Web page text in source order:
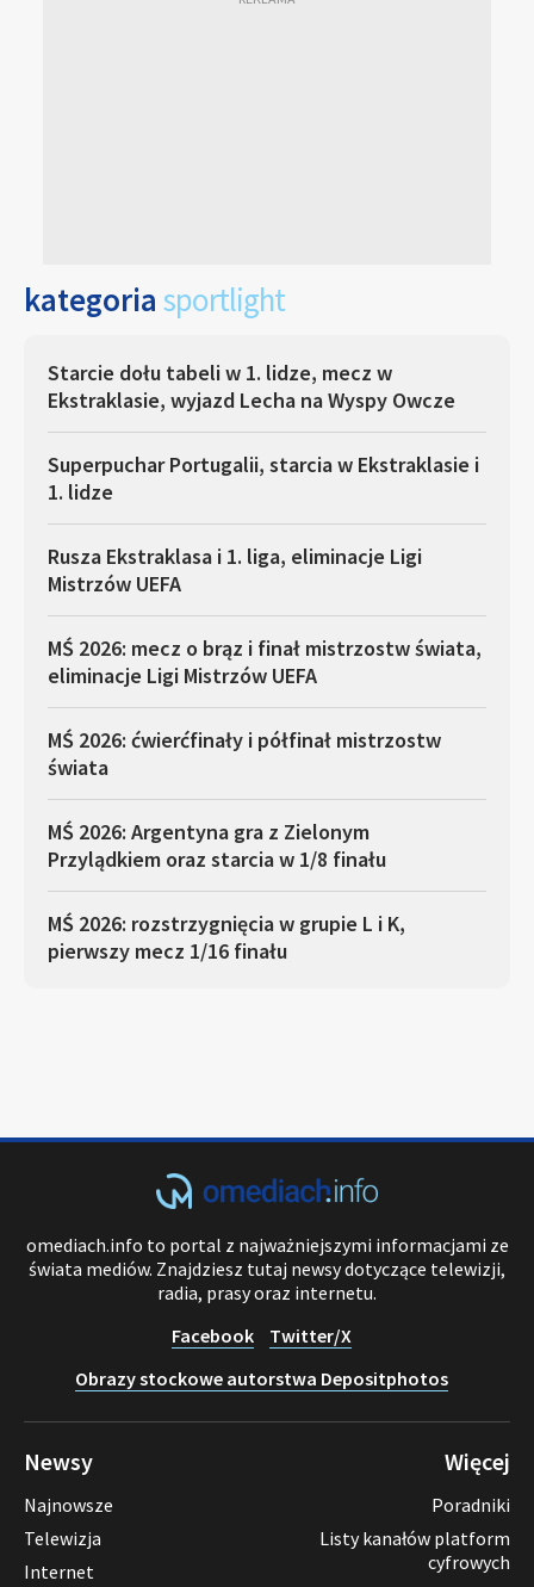
kategoria sportlight
Starcie dołu tabeli w 1. lidze, mecz w
Ekstraklasie, wyjazd Lecha na Wyspy Owcze
Superpuchar Portugalii, starcia w Ekstraklasie i
1. lidze
Rusza Ekstraklasa i 1. liga, eliminacje Ligi
Mistrzów UEFA
MŚ 2026: mecz o brąz i finał mistrzostw świata,
eliminacje Ligi Mistrzów UEFA
MŚ 2026: ćwierćfinały i półfinał mistrzostw
świata
MŚ 2026: Argentyna gra z Zielonym
Przylądkiem oraz starcia w 1/8 finału
MŚ 2026: rozstrzygnięcia w grupie L i K,
pierwszy mecz 1/16 finału
omediach.info to portal z najważniejszymi informacjami ze
świata mediów. Znajdziesz tutaj newsy dotyczące telewizji,
radia, prasy oraz internetu.
Facebook
Twitter/X
Obrazy stockowe autorstwa Depositphotos
Newsy
Najnowsze
Telewizja
Internet
Więcej
Poradniki
Listy kanałów platform
cyfrowych